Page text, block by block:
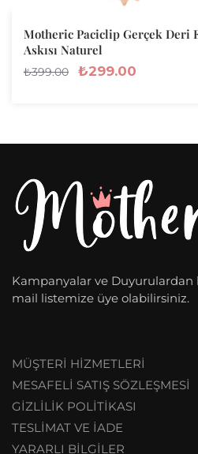
Motheric Paciclip Gerçek Deri
Askısı Naturel
₺399.00 ₺299.00
Kampanyalar ve
mail listemize üye olabilirsiniz.
MÜŞTERİ HİZMETLERİ
MESAFELİ SATIŞ SÖZLEŞMESİ
GİZLİLİK POLİTİKASI
TESLİMAT VE İADE
YARARLI BİLGİLER